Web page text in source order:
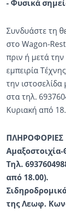
- Φυσικά
Συνδυάστε τη
στο Wagon-
πριν ή μετά
εμπειρία
την
στα τηλ.
Κυριακή από
ΠΛΗΡΟΦΟΡΙΕΣ
Τηλ.
από 18.00).
της Λεωφ.